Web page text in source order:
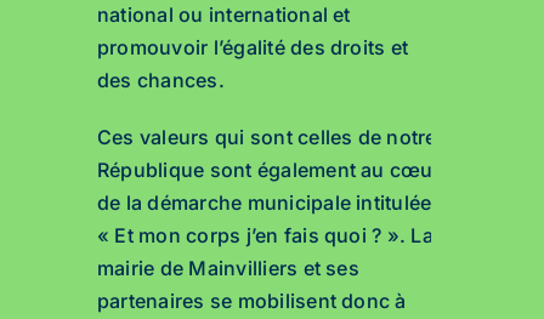
national ou international et
promouvoir l’égalité des droits et
des chances.
Ces valeurs qui sont celles de notre
République sont également au cœur
de la démarche municipale intitulée
« Et mon corps j’en fais quoi ? ». La
mairie de Mainvilliers et ses
partenaires se mobilisent donc à